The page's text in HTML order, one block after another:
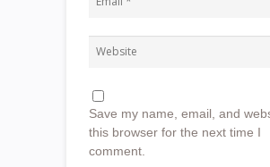
Save my name, email, and
this browser for the next time I
comment.